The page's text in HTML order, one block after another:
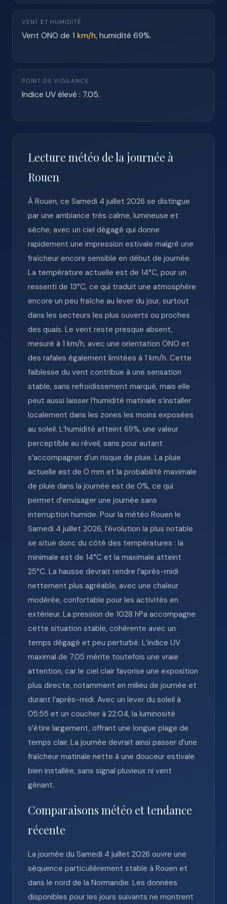
VENT ET HUMIDITÉ
Vent ONO de 1 km/h, humidité 69%.
POINT DE VIGILANCE
Indice UV élevé : 7.05.
Lecture météo de la journée à
Rouen
À Rouen, ce Samedi 4 juillet 2026 se distingue
par une ambiance très calme, lumineuse et
sèche, avec un ciel dégagé qui donne
rapidement une impression estivale malgré une
fraîcheur encore sensible en début de journée.
La température actuelle est de 14°C, pour un
ressenti de 13°C, ce qui traduit une atmosphère
encore un peu fraîche au lever du jour, surtout
dans les secteurs les plus ouverts ou proches
des quais. Le vent reste presque absent,
mesuré à 1 km/h, avec une orientation ONO et
des rafales également limitées à 1 km/h. Cette
faiblesse du vent contribue à une sensation
stable, sans refroidissement marqué, mais elle
peut aussi laisser l’humidité matinale s’installer
localement dans les zones les moins exposées
au soleil. L’humidité atteint 69%, une valeur
perceptible au réveil, sans pour autant
s’accompagner d’un risque de pluie. La pluie
actuelle est de 0 mm et la probabilité maximale
de pluie dans la journée est de 0%, ce qui
permet d’envisager une journée sans
interruption humide. Pour la météo Rouen le
Samedi 4 juillet 2026, l’évolution la plus notable
se situe donc du côté des températures : la
minimale est de 14°C et la maximale atteint
25°C. La hausse devrait rendre l’après-midi
nettement plus agréable, avec une chaleur
modérée, confortable pour les activités en
extérieur. La pression de 1028 hPa accompagne
cette situation stable, cohérente avec un
temps dégagé et peu perturbé. L’indice UV
maximal de 7.05 mérite toutefois une vraie
attention, car le ciel clair favorise une exposition
plus directe, notamment en milieu de journée et
durant l’après-midi. Avec un lever du soleil à
05:55 et un coucher à 22:04, la luminosité
s’étire largement, offrant une longue plage de
temps clair. La journée devrait ainsi passer d’une
fraîcheur matinale nette à une douceur estivale
bien installée, sans signal pluvieux ni vent
gênant.
Comparaisons météo et tendance
récente
La journée du Samedi 4 juillet 2026 ouvre une
séquence particulièrement stable à Rouen et
dans le nord de la Normandie. Les données
disponibles pour les jours suivants ne montrent